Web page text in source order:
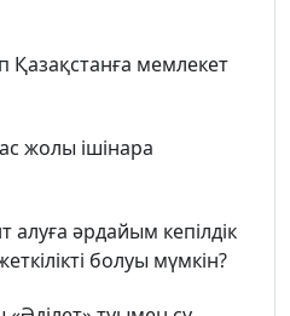
Қазақстанға мемлекет
жолы ішінара
алуға әрдайым кепілдік
болуы мүмкін?